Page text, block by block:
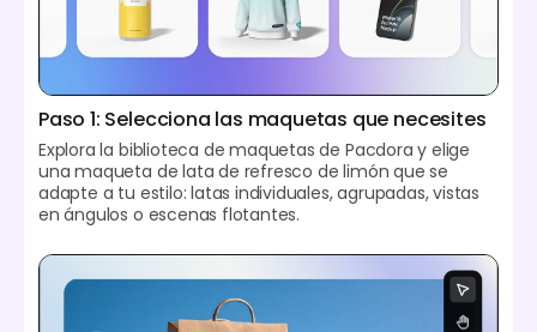
Paso 1: Selecciona las maquetas que necesites
Explora la biblioteca de maquetas de Pacdora y elige
una maqueta de lata de refresco de limón que se
adapte a tu estilo: latas individuales, agrupadas, vistas
en ángulos o escenas flotantes.